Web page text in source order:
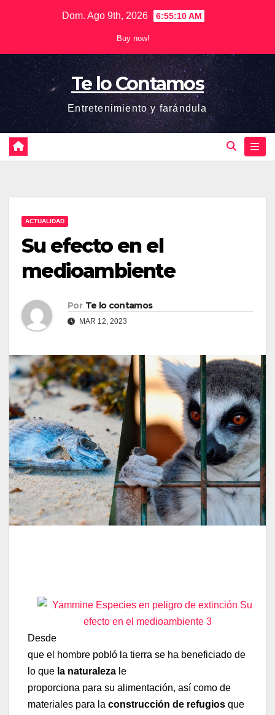
Dom. Ago 9th, 2026 6:55:10 AM
Buy now!
Te lo Contamos
Entretenimiento y farándula
ACTUALIDAD
Su efecto en el
medioambiente
Por Te lo contamos
MAR 12, 2023
Desde
que el hombre pobló la tierra se ha beneficiado de
lo que la naturaleza le
proporciona para su alimentación, así como de
materiales para la construcción de refugios que